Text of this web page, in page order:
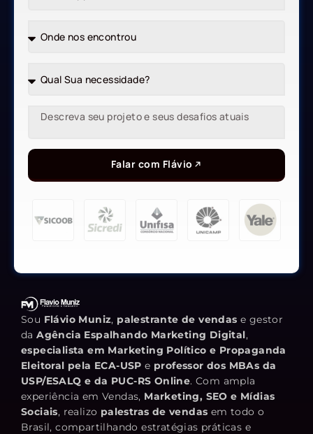
Falar com Flávio
Sou Flávio Muniz, palestrante de vendas e gestor
daAgência Espalhando Marketing Digital,
especialista em Marketing Político e Propaganda
Eleitoral pela ECA-USP e professor dos MBAs da
USP/ESALQ e da PUC-RS Online. Com ampla
experiência em Vendas, Marketing, SEO e Mídias
Sociais, realizo palestras de vendas em todo o
Brasil, compartilhando estratégias práticas e